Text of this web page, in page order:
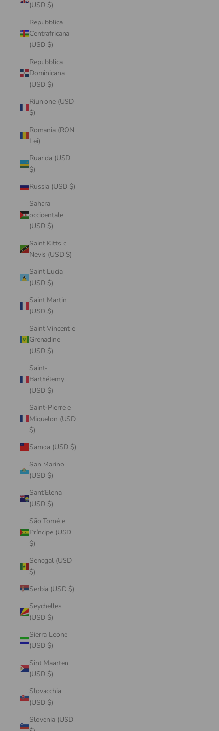
(USD $)
Repubblica
Centrafricana
(USD $)
Repubblica
Dominicana
(USD $)
Riunione (USD
$)
Romania (RON
Lei)
Ruanda (USD
$)
Russia (USD $)
Sahara
occidentale
(USD $)
Saint Kitts e
Nevis (USD $)
Saint Lucia
(USD $)
Saint Martin
(USD $)
Saint Vincent e
Grenadine
(USD $)
Saint-
Barthélemy
(USD $)
Saint-Pierre e
Miquelon (USD
$)
Samoa (USD $)
San Marino
(USD $)
Sant’Elena
(USD $)
São Tomé e
Príncipe (USD
$)
Senegal (USD
$)
Serbia (USD $)
Seychelles
(USD $)
Sierra Leone
(USD $)
Sint Maarten
(USD $)
Slovacchia
(USD $)
Slovenia (USD